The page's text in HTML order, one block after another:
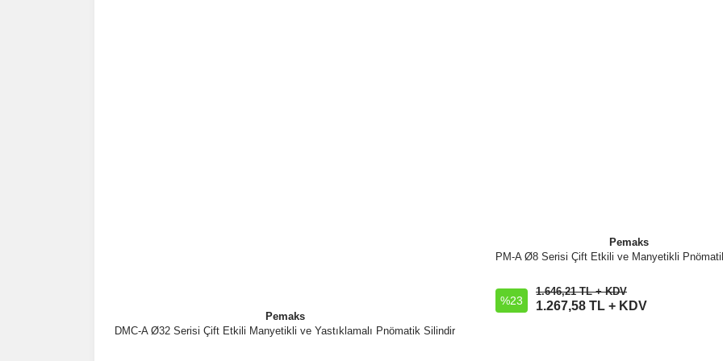
Pemaks
DMC-A Ø32 Serisi Çift Etkili Manyetikli ve Yastıklamalı Pnömatik Silindir
İncele
Pemaks
PM-A Ø8 Serisi Çift Etkili ve Manyetikli
%23
1.646,21 TL + KDV
1.267,58 TL + KDV
İncele
Sepete Ekle